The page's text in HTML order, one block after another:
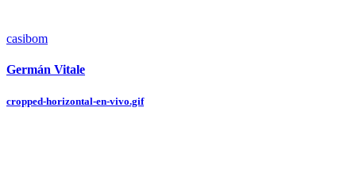
casibom
Germán Vitale
Navegación
cropped-horizontal-en-vivo.gif